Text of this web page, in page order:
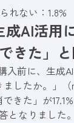
れない：1.8%
成AI活用
きた」
入前に、生成
したか。」
きた」が
となりました。